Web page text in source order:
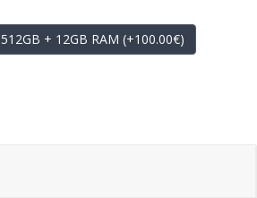
512GB + 12GB RAM (+100.00€)